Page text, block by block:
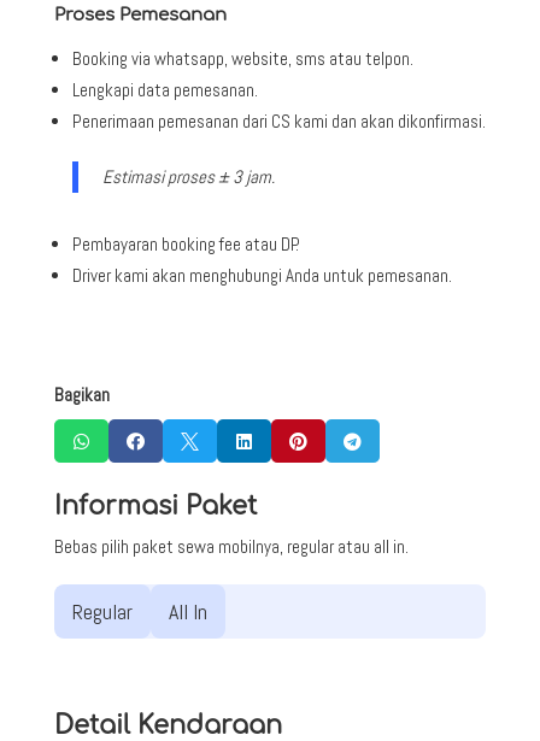
Proses Pemesanan
Booking via whatsapp, website, sms atau telpon.
Lengkapi data pemesanan.
Penerimaan pemesanan dari CS kami dan akan dikonfirmasi.
Estimasi proses ± 3 jam.
Pembayaran booking fee atau DP.
Driver kami akan menghubungi Anda untuk pemesanan.
Bagikan
     
Informasi Paket
Bebas pilih paket sewa mobilnya, regular atau all in.
Regular All In
Detail Kendaraan